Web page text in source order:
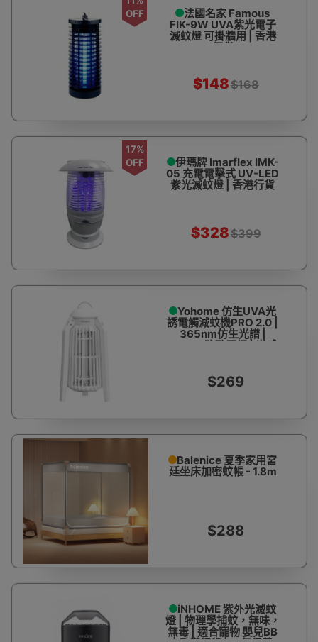
OFF
法國名家 Famous
FIK-9W UVA紫光電子
滅蚊燈 可掛牆用 | 香港
行貨
$148$168
17%
OFF
伊瑪牌 Imarflex IMK-
05 充電電擊式 UV-LED
紫光滅蚊燈 | 香港行貨
$328$399
Yohome 仿生UVA光
誘電觸減蚊機PRO 2.0 |
365nm仿生光譜 |
2000V強勁電網 | 光感
$269
Balenice 夏季家用宮
廷坐床加密蚊帳 - 1.8m
$288
iNHOME 紫外光滅蚊
燈 | 物理學捕蚊，無味，
無毒 | 適合寵物 嬰兒BB